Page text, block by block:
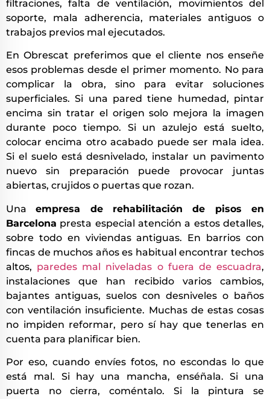
filtraciones, falta de ventilación, movimientos del
soporte, mala adherencia, materiales antiguos o
trabajos previos mal ejecutados.
En Obrescat preferimos que el cliente nos enseñe
esos problemas desde el primer momento. No para
complicar la obra, sino para evitar soluciones
superficiales. Si una pared tiene humedad, pintar
encima sin tratar el origen solo mejora la imagen
durante poco tiempo. Si un azulejo está suelto,
colocar encima otro acabado puede ser mala idea.
Si el suelo está desnivelado, instalar un pavimento
nuevo sin preparación puede provocar juntas
abiertas, crujidos o puertas que rozan.
Unaempresa de rehabilitación de pisos en
Barcelona presta especial atención a estos detalles,
sobre todo en viviendas antiguas. En barrios con
fincas de muchos años es habitual encontrar techos
altos, paredes mal niveladas o fuera de escuadra,
instalaciones que han recibido varios cambios,
bajantes antiguas, suelos con desniveles o baños
con ventilación insuficiente. Muchas de estas cosas
no impiden reformar, pero sí hay que tenerlas en
cuenta para planificar bien.
Por eso, cuando envíes fotos, no escondas lo que
está mal. Si hay una mancha, enséñala. Si una
puerta no cierra, coméntalo. Si la pintura se